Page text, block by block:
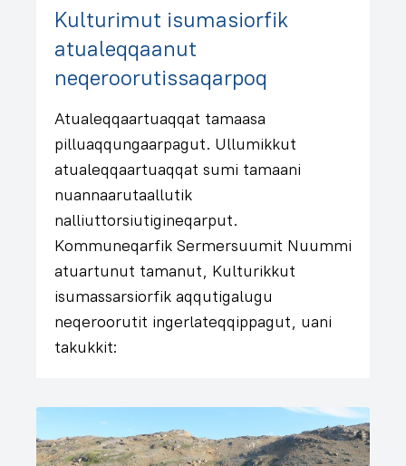
Kulturimut isumasiorfik
atualeqqaanut
neqeroorutissaqarpoq
Atualeqqaartuaqqat tamaasa
pilluaqqungaarpagut. Ullumikkut
atualeqqaartuaqqat sumi tamaani
nuannaarutaallutik
nalliuttorsiutigineqarput.
Kommuneqarfik Sermersuumit Nuummi
atuartunut tamanut, Kulturikkut
isumassarsiorfik aqqutigalugu
neqeroorutit ingerlateqqippagut, uani
takukkit: